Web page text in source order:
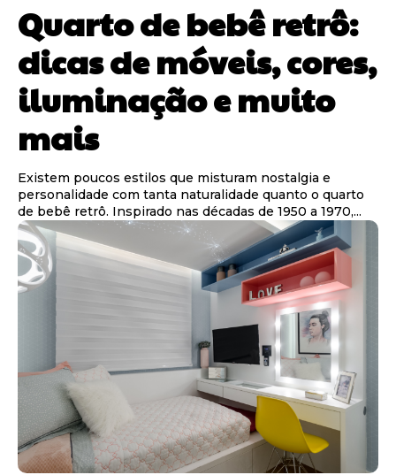
Quarto de bebê retrô:
dicas de móveis, cores,
iluminação e muito
mais
Existem poucos estilos que misturam nostalgia e
personalidade com tanta naturalidade quanto o quarto
de bebê retrô. Inspirado nas décadas de 1950 a 1970,...